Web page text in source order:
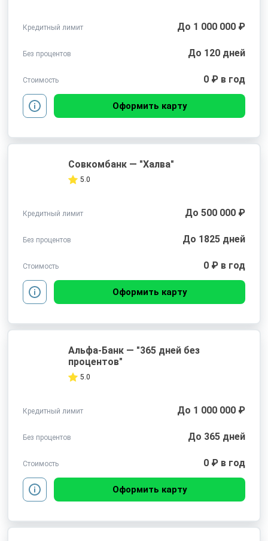
Кредитный лимит До 1 000 000 ₽
Без процентов До 120 дней
Стоимость 0 ₽ в год
Оформить карту
Совкомбанк — "Халва"
5.0
Кредитный лимит До 500 000 ₽
Без процентов До 1825 дней
Стоимость 0 ₽ в год
Оформить карту
Альфа-Банк — "365 дней без
процентов"
5.0
Кредитный лимит До 1 000 000 ₽
Без процентов До 365 дней
Стоимость 0 ₽ в год
Оформить карту